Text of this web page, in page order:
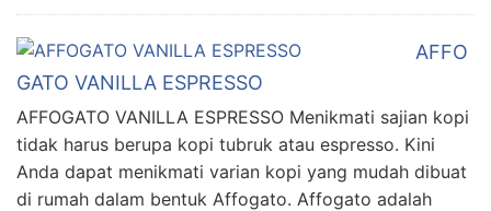
AFFO
GATO VANILLA ESPRESSO
AFFOGATO VANILLA ESPRESSO Menikmati sajian kopi
tidak harus berupa kopi tubruk atau espresso. Kini
Anda dapat menikmati varian kopi yang mudah dibuat
di rumah dalam bentuk Affogato. Affogato adalah